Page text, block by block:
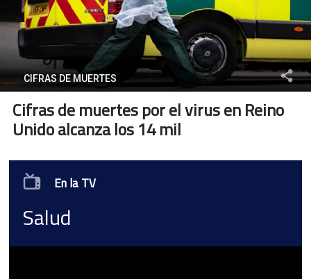
CIFRAS DE MUERTES
Cifras de muertes por el virus en Reino
Unido alcanza los 14 mil
En la TV
Salud